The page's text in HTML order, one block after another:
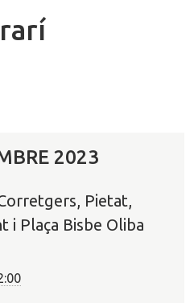
2023
Pietat,
i Plaça Bisbe Oliba